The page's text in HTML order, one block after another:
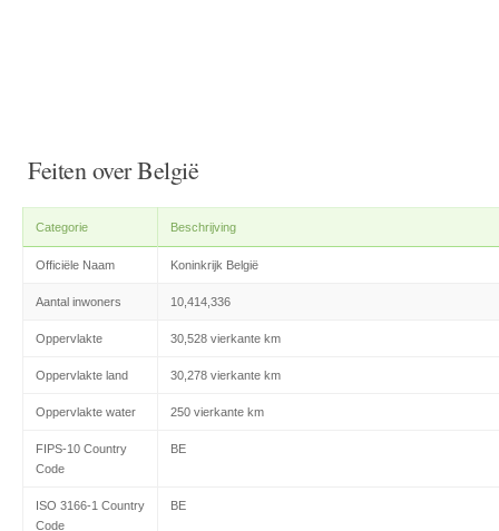
Feiten over België
Categorie Beschrijving
Officiële Naam Koninkrijk België
Aantal inwoners 10,414,336
Oppervlakte 30,528 vierkante km
Oppervlakte land 30,278 vierkante km
Oppervlakte water 250 vierkante km
FIPS-10 Country
Code
BE
ISO 3166-1 Country
Code
BE